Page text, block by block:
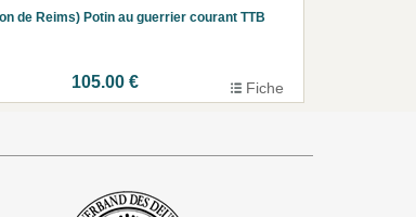
de Reims) Potin au guerrier courant TTB
105.00 € Fiche